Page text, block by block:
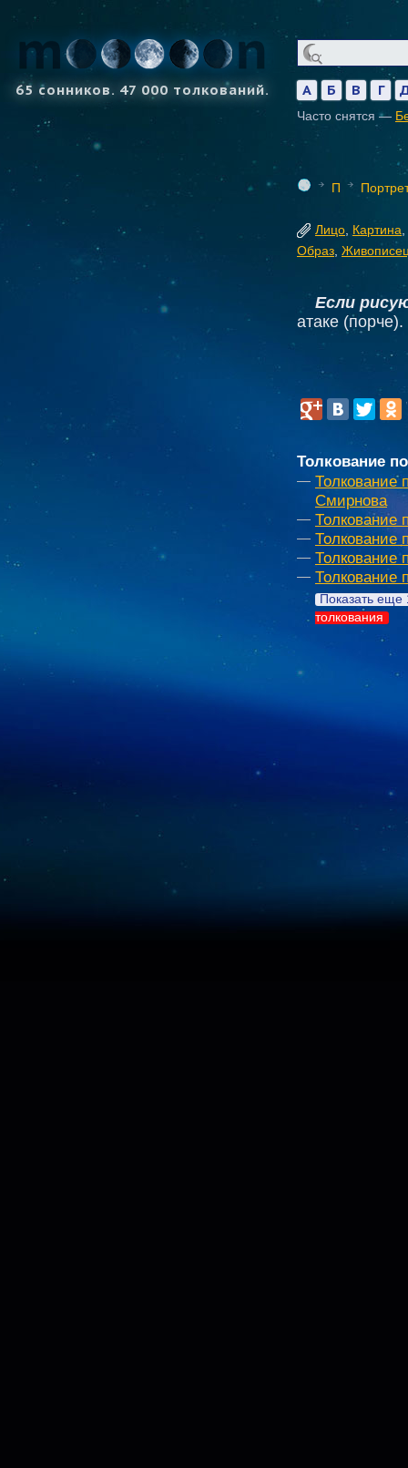
65 сонников. 47 000 толкований. А Б В Г
Часто снятся —
П
Лицо Картина
Образ
Если
атаке (порче).
Толкование
Толкование
Смирнова
Толкование
Толкование
Толкование
Толкование
Показать еще
толкования